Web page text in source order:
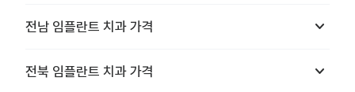
전남 임플란트 치과 가격 keyboard_arrow_down
전북 임플란트 치과 가격 keyboard_arrow_down